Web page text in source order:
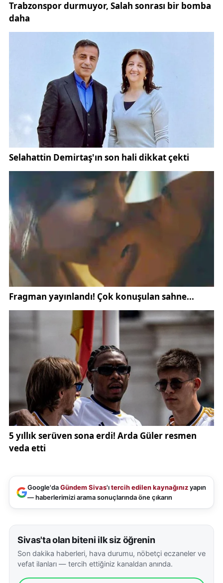
Google'daGündem Sivas'ıtercih edilen kaynağınızyapın
— haberlerimizi arama sonuçlarında öne çıkarın
Sivas'ta olan biteni ilk siz öğrenin
Son dakika haberleri, hava durumu, nöbetçi eczaneler ve
vefat ilanları — tercih ettiğiniz kanaldan anında.